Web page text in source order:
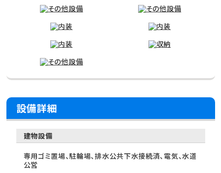
設備詳細
建物設備
専用ゴミ置場、駐輪場、排水公共下水接続済、電気、水道
公営